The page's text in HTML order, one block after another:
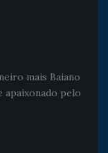
mais Baiano
apaixonado pelo